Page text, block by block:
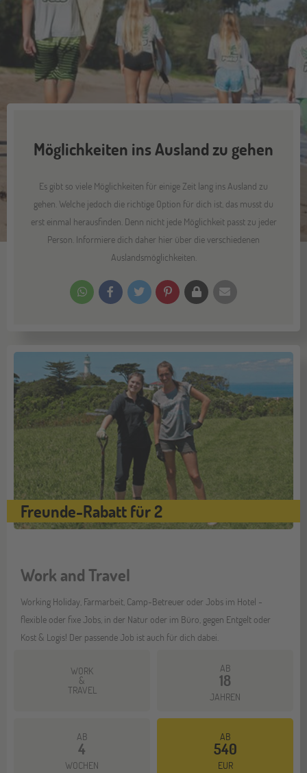
Möglichkeiten ins Ausland zu gehen
Es gibt so viele Möglichkeiten für einige Zeit lang ins Ausland zu
gehen. Welche jedoch die richtige Option für dich ist, das musst du
erst einmal herausfinden. Denn nicht jede Möglichkeit passt zu jeder
Person. Informiere dich daher hier über die verschiedenen
Auslandsmöglichkeiten.
Freunde-Rabatt für 2
Work and Travel
Working Holiday, Farmarbeit, Camp-Betreuer oder Jobs im Hotel -
flexible oder fixe Jobs, in der Natur oder im Büro, gegen Entgelt oder
Kost & Logis! Der passende Job ist auch für dich dabei.
WORK
&
TRAVEL
AB
18
JAHREN
AB
4
WOCHEN
AB
540
EUR